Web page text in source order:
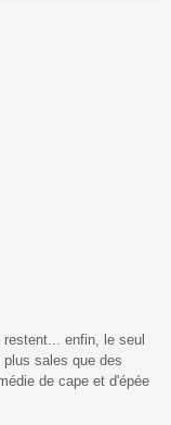
enfin, le seul
sales que des
de cape et d'épée